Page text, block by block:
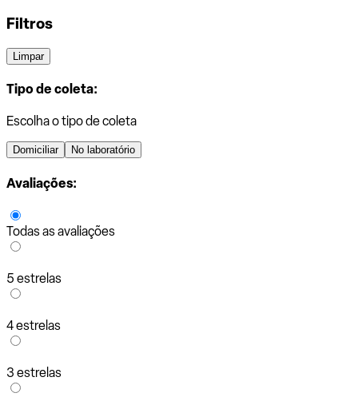
Filtros
Limpar
Tipo de coleta:
Escolha o tipo de coleta
Domiciliar No laboratório
Avaliações:
Todas as avaliações
5 estrelas
4 estrelas
3 estrelas